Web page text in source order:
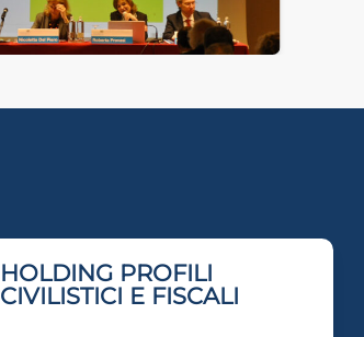
HOLDING PROFILI
CIVILISTICI E FISCALI